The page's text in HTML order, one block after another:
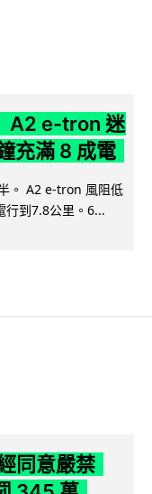
A2 e-tron 迷
充滿 8 成電
。 A2 e-tron 風阻低
行到7.8公里。6...
同意嚴禁